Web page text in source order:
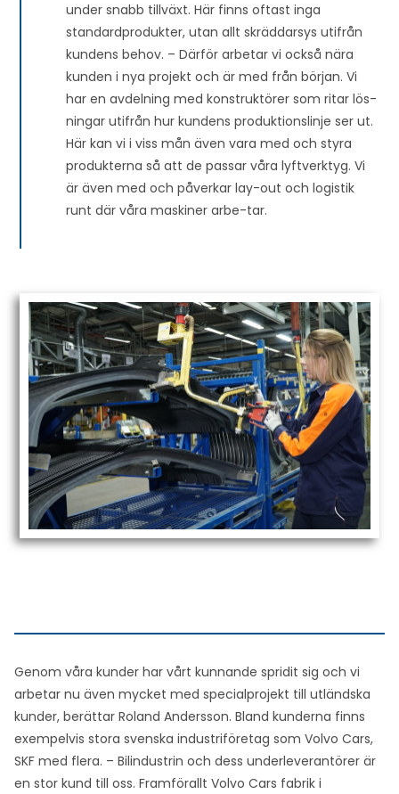
under snabb tillväxt. Här finns oftast inga
standardprodukter, utan allt skräddarsys utifrån
kundens behov. – Därför arbetar vi också nära
kunden i nya projekt och är med från början. Vi
har en avdelning med konstruktörer som ritar lös-
ningar utifrån hur kundens produktionslinje ser ut.
Här kan vi i viss mån även vara med och styra
produkterna så att de passar våra lyftverktyg. Vi
är även med och påverkar lay-out och logistik
runt där våra maskiner arbe-tar.
Genom våra kunder har vårt kunnande spridit sig och vi
arbetar nu även mycket med specialprojekt till utländska
kunder, berättar Roland Andersson. Bland kunderna finns
exempelvis stora svenska industriföretag som Volvo Cars,
SKF med flera. – Bilindustrin och dess underleverantörer är
en stor kund till oss. Framförallt Volvo Cars fabrik i